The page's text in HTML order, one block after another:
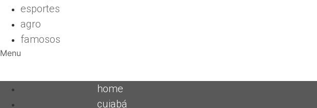
esportes
agro
famosos
Menu
home
cuiabá